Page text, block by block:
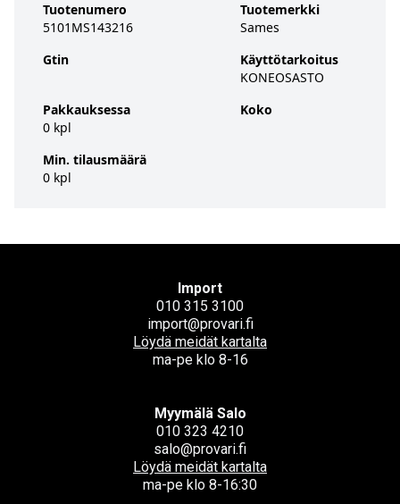
Tuotenumero
5101MS143216
Gtin
Pakkauksessa
0 kpl
Min. tilausmäärä
0 kpl
Tuotemerkki
Sames
Käyttötarkoitus
KONEOSASTO
Koko
Import
010 315 3100
import@provari.fi
Löydä meidät kartalta
ma-pe klo 8-16
Myymälä Salo
010 323 4210
salo@provari.fi
Löydä meidät kartalta
ma-pe klo 8-16:30